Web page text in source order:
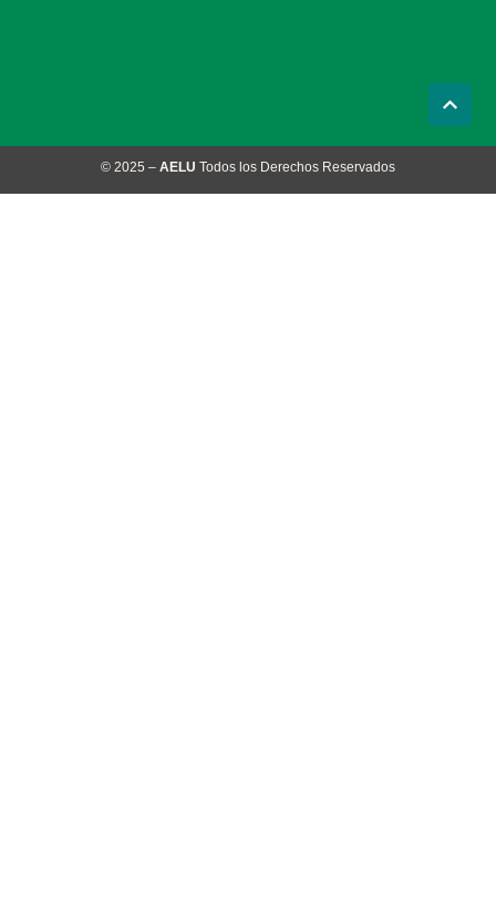
© 2025 – AELU Todos los Derechos Reservados